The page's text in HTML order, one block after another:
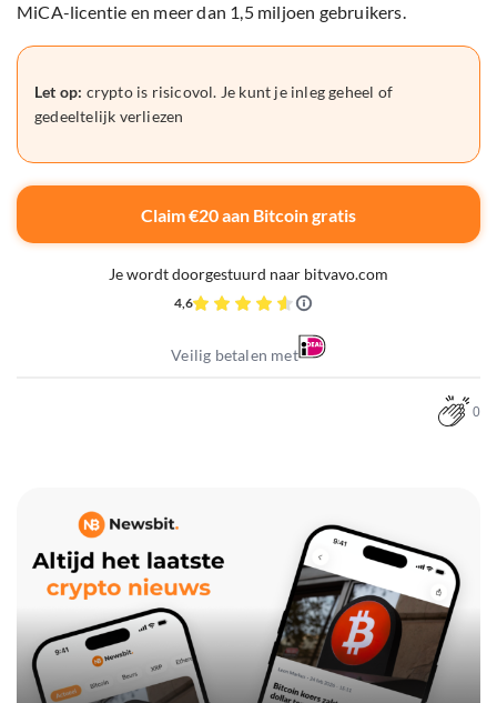
MiCA-licentie en meer dan 1,5 miljoen gebruikers.
Let op: crypto is risicovol. Je kunt je inleg geheel of
gedeeltelijk verliezen
Claim €20 aan Bitcoin gratis
Je wordt doorgestuurd naar bitvavo.com
4,6
Veilig betalen met
0